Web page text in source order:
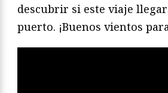
descubrir si este viaje
puerto. ¡Buenos vientos